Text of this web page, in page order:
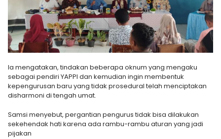
Ia mengatakan, tindakan beberapa oknum yang mengaku
sebagai pendiri YAPPI dan kemudian ingin membentuk
kepengurusan baru yang tidak prosedural telah menciptakan
disharmoni di tengah umat.
Samsi menyebut, pergantian pengurus tidak bisa dilakukan
sekehendak hati karena ada rambu-rambu aturan yang jadi
pijakan